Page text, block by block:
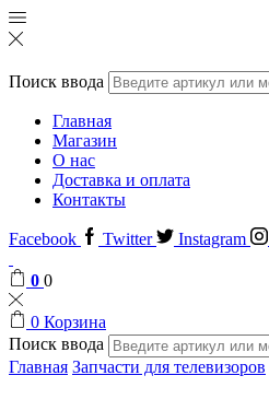
Поиск ввода
Главная
Магазин
О нас
Доставка и оплата
Контакты
Facebook Twitter Instagram
0 0
0 Корзина
Поиск ввода
Главная Запчасти для телевизоров